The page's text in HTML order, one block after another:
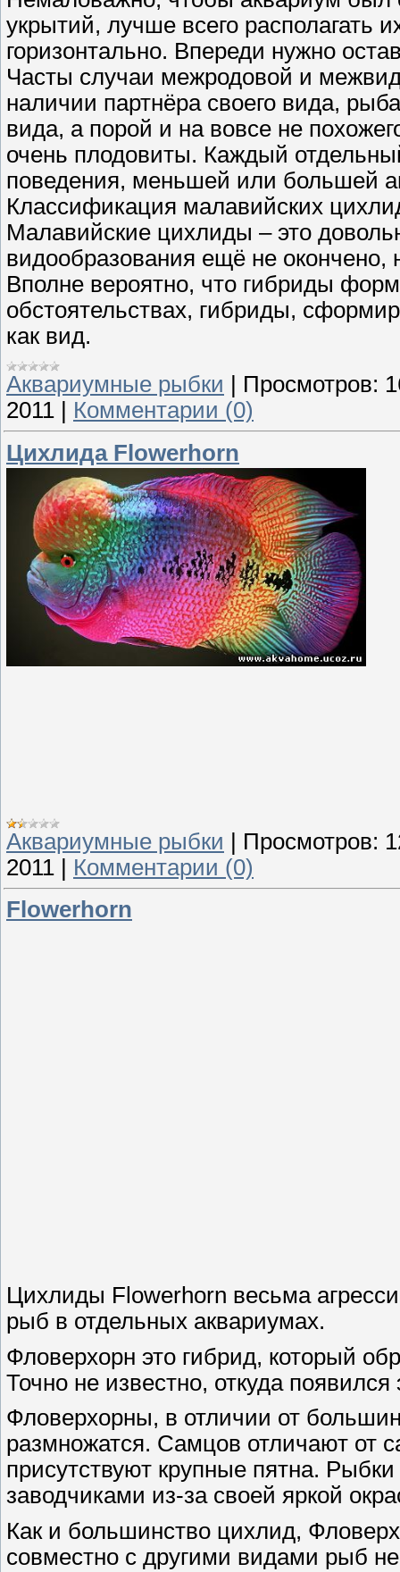
укрытий, лучше всего располагать
горизонтально. Впереди нужно
Часты случаи межродовой и
наличии партнёра своего вида,
вида, а порой и на вовсе не
очень плодовиты. Каждый
поведения, меньшей или большей
Классификация малавийских
Малавийские цихлиды – это
видообразования ещё не окончено,
Вполне вероятно, что гибриды
обстоятельствах, гибриды,
как вид.
Аквариумные рыбки
Просмотров:
2011
Комментарии (0)
Цихлида Flowerhorn
Аквариумные рыбки | Просмотров:
2011 | Комментарии (0)
Flowerhorn
Цихлиды Flowerhorn весьма
рыб в отдельных аквариумах.
Фловерхорн это гибрид, который
Точно не известно, откуда появился
Фловерхорны, в отличии от
размножатся. Самцов отличают от
присутствуют крупные пятна.
заводчиками из-за своей яркой
Как и большинство цихлид,
совместно с другими видами рыб